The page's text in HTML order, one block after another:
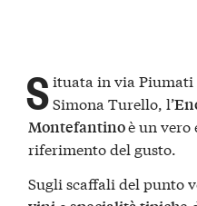
Situata in via Piumati
Simona Turello, l’
Montefantinoè un
riferimento del gusto.
Sugli scaffali del punto